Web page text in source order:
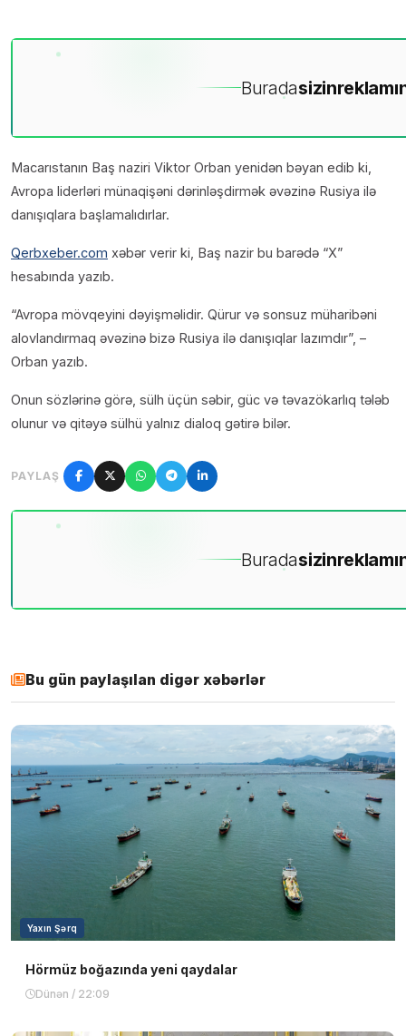
Buradasizin
Macarıstanın Baş naziri Viktor Orban yenidən bəyan edib ki,
Avropa liderləri münaqişəni dərinləşdirmək əvəzinə Rusiya ilə
danışıqlara başlamalıdırlar.
Qerbxeber.com xəbər verir ki, Baş nazir bu barədə “X”
hesabında yazıb.
“Avropa mövqeyini dəyişməlidir. Qürur və sonsuz müharibəni
alovlandırmaq əvəzinə bizə Rusiya ilə danışıqlar lazımdır”, –
Orban yazıb.
Onun sözlərinə görə, sülh üçün səbir, güc və təvazökarlıq tələb
olunur və qitəyə sülhü yalnız dialoq gətirə bilər.
PAYLAŞ
Buradasizin
Bu gün paylaşılan digər xəbərlər
Yaxın Şərq
Hörmüz boğazında yeni qaydalar
Dünən / 22:09